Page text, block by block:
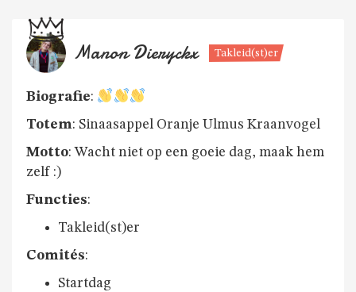
Manon Dieryckx Takleid(st)er
Biografie:
Totem: Sinaasappel Oranje Ulmus Kraanvogel
Motto: Wacht niet op een goeie dag, maak hem
zelf :)
Functies:
Takleid(st)er
Comités:
Startdag